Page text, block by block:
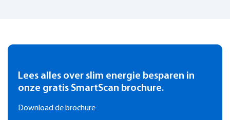
Lees alles over slim energie besparen in
onze gratis SmartScan brochure.
Download de brochure